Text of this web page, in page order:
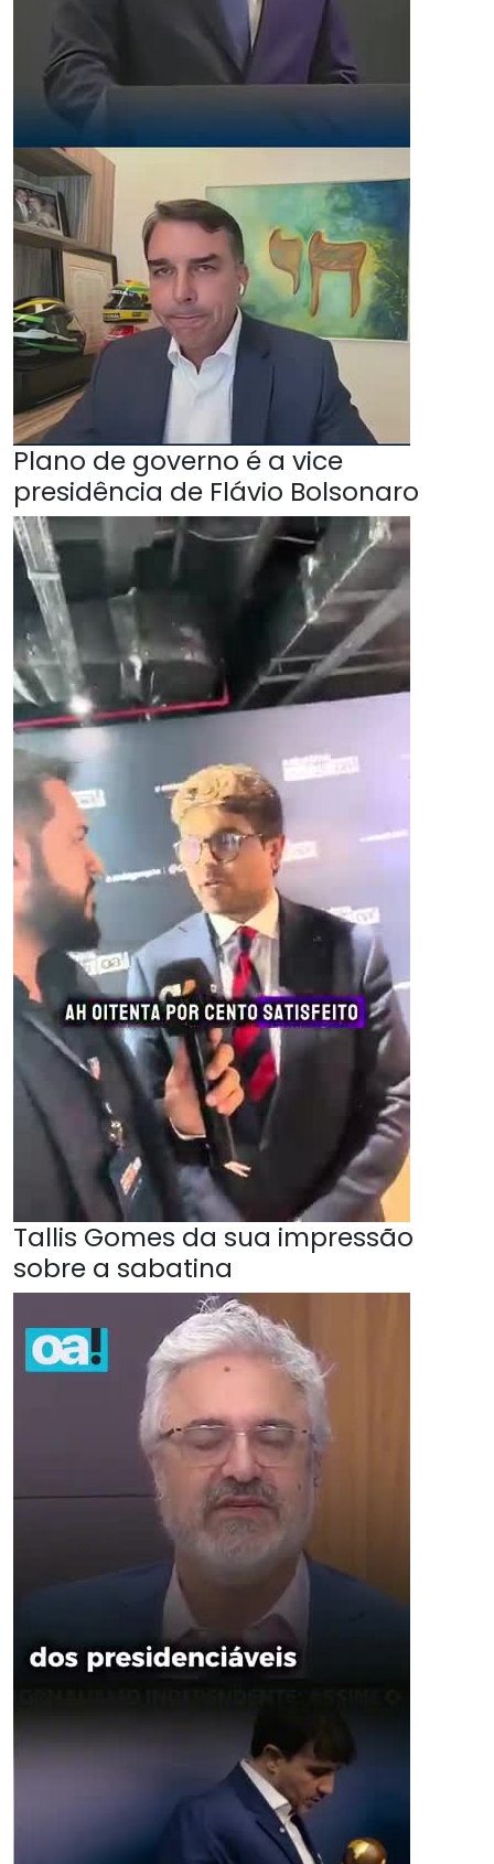
Plano de governo é a vice
presidência de Flávio Bolsonaro
Tallis Gomes da sua impressão
sobre a sabatina